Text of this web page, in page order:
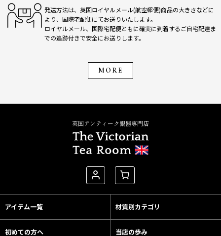
発送方法は、英国ロイヤルメール(航空郵便)商品の大きさなどに
より、国際宅配便にてお送りいたします。
ロイヤルメール、国際宅配便ともに確実に到着するご自宅配達ま
での追跡付きで安全にお送りします。
MORE
英国アンティーク銀器専門店
アイテム一覧 材質別カテゴリ
初めての方へ 当店の歩み